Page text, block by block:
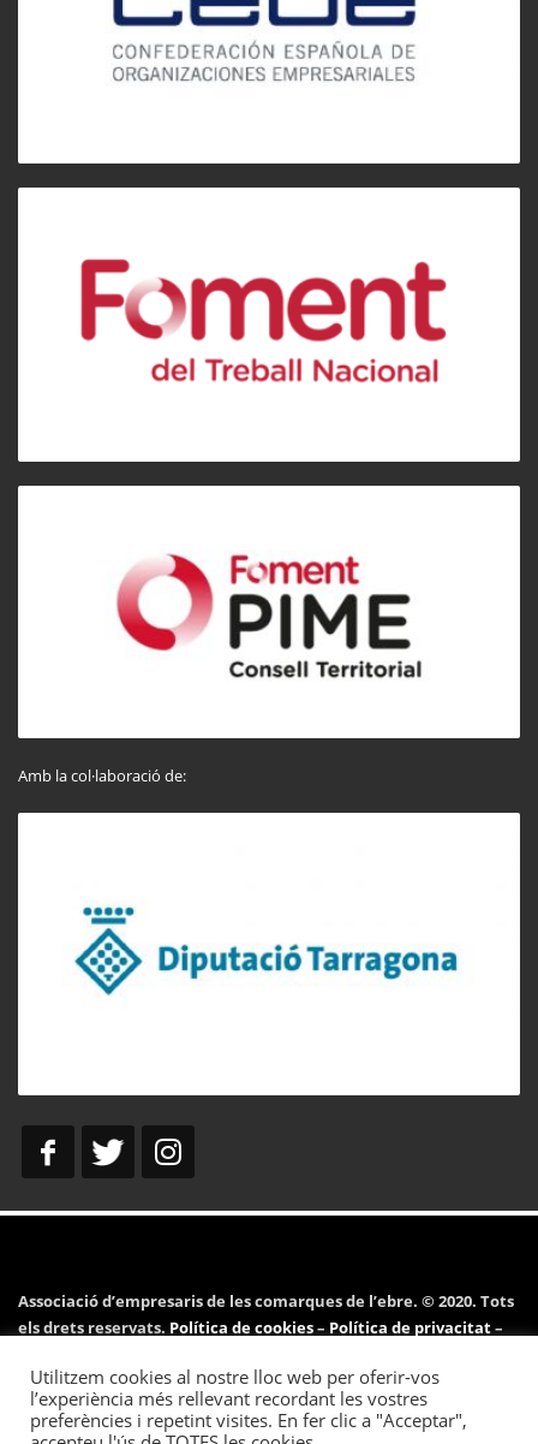
Amb la col·laboració de:
Associació d’empresaris de les comarques de l’ebre. © 2020. Tots
els drets reservats. Política de cookies– Política de privacitat–
Utilitzem cookies al nostre lloc web per oferir-vos
l’experiència més rellevant recordant les vostres
preferències i repetint visites. En fer clic a "Acceptar",